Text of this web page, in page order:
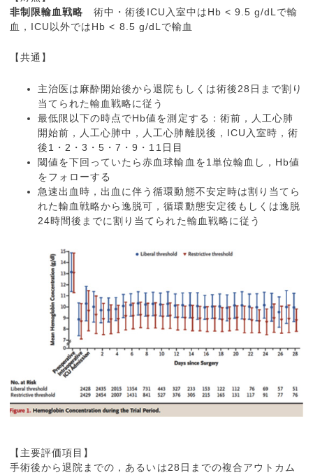
非制限輸血戦略 術中・術後ICU入室中はHb < 9.5 g/dLで輸
血，ICU以外ではHb < 8.5 g/dLで輸血
【共通】
主治医は麻酔開始後から退院もしくは術後28日まで割り
当てられた輸血戦略に従う
最低限以下の時点でHb値を測定する：術前，人工心肺
開始前，人工心肺中，人工心肺離脱後，ICU入室時，術
後1・2・3・5・7・9・11日目
閾値を下回っていたら赤血球輸血を1単位輸血し，Hb値
をフォローする
急速出血時，出血に伴う循環動態不安定時は割り当てら
れた輸血戦略から逸脱可，循環動態安定後もしくは逸脱
24時間後までに割り当てられた輸血戦略に従う
【主要評価項目】
手術後から退院までの，あるいは28日までの複合アウトカム